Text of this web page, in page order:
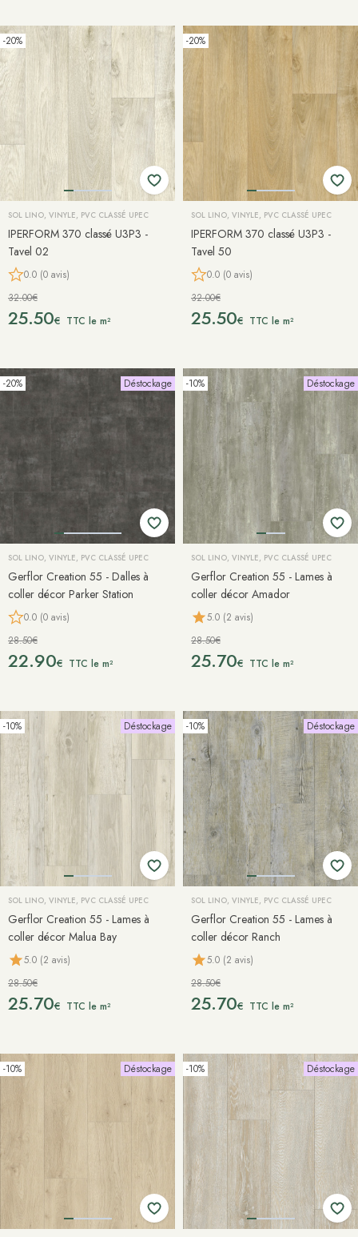
-20%
SOL LINO, VINYLE, PVC CLASSÉ UPEC
IPERFORM 370 classé U3P3 -
Tavel 02
0.0 (0 avis)
32.00€
25.50€ TTC le m²
-20%
SOL LINO, VINYLE, PVC CLASSÉ UPEC
IPERFORM 370 classé U3P3 -
Tavel 50
0.0 (0 avis)
32.00€
25.50€ TTC le m²
-20% Déstockage
SOL LINO, VINYLE, PVC CLASSÉ UPEC
Gerflor Creation 55 - Dalles à
coller décor Parker Station
0.0 (0 avis)
28.50€
22.90€ TTC le m²
-10% Déstockage
SOL LINO, VINYLE, PVC CLASSÉ UPEC
Gerflor Creation 55 - Lames à
coller décor Amador
5.0 (2 avis)
28.50€
25.70€ TTC le m²
-10% Déstockage
SOL LINO, VINYLE, PVC CLASSÉ UPEC
Gerflor Creation 55 - Lames à
coller décor Malua Bay
5.0 (2 avis)
28.50€
25.70€ TTC le m²
-10% Déstockage
SOL LINO, VINYLE, PVC CLASSÉ UPEC
Gerflor Creation 55 - Lames à
coller décor Ranch
5.0 (2 avis)
28.50€
25.70€ TTC le m²
-10% Déstockage -10% Déstockage